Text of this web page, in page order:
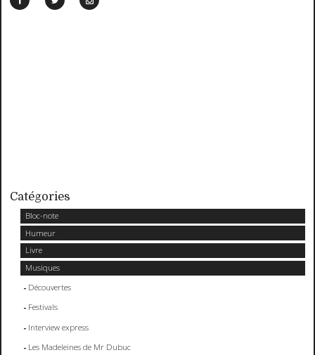
Catégories
Bloc-note
Humeur
Livre
Musiques
Découvertes
Festivals
Interview express
Les Madeleines de Mr Dubuc